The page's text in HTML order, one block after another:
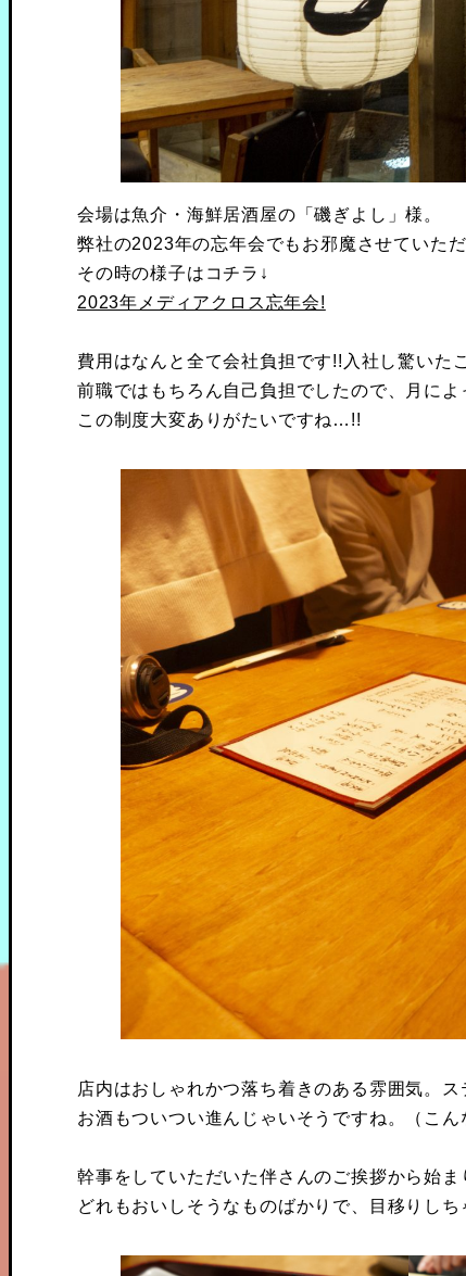
会場は魚介・海鮮居酒屋の「磯ぎよし」様。
弊社の2023年の忘年会でもお邪魔させていただ
その時の様子はコチラ↓
2023年メディアクロス忘年会!
費用はなんと全て会社負担です!!入社し驚いた
前職ではもちろん自己負担でしたので、月によ
この制度大変ありがたいですね…!!
店内はおしゃれかつ落ち着きのある雰囲気。ス
お酒もついつい進んじゃいそうですね。（こ
幹事をしていただいた伴さんのご挨拶から始ま
どれもおいしそうなものばかりで、目移りしち